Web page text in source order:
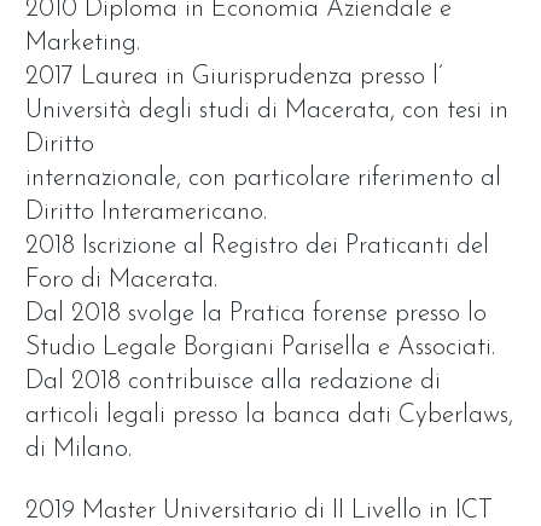
2010 Diploma in Economia Aziendale e
Marketing.
2017 Laurea in Giurisprudenza presso l’
Università degli studi di Macerata, con tesi in
Diritto
internazionale, con particolare riferimento al
Diritto Interamericano.
2018 Iscrizione al Registro dei Praticanti del
Foro di Macerata.
Dal 2018 svolge la Pratica forense presso lo
Studio Legale Borgiani Parisella e Associati.
Dal 2018 contribuisce alla redazione di
articoli legali presso la banca dati Cyberlaws,
di Milano.
2019 Master Universitario di II Livello in ICT